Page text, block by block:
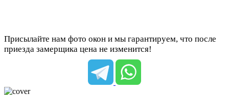
Присылайте нам фото окон и мы гарантируем, что после
приезда замерщика цена не изменится!